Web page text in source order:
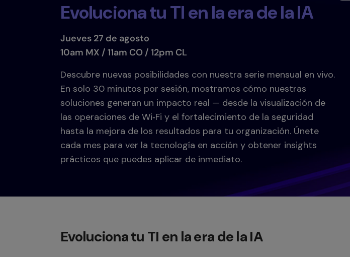
Evoluciona tu TI en la era de la IA
Jueves 27 de agosto
10am MX / 11am CO / 12pm CL
Descubre nuevas posibilidades con nuestra serie mensual en vivo.
En solo 30 minutos por sesión, mostramos cómo nuestras
soluciones generan un impacto real — desde la visualización de
las operaciones de Wi‑Fi y el fortalecimiento de la seguridad
hasta la mejora de los resultados para tu organización. Únete
cada mes para ver la tecnología en acción y obtener insights
prácticos que puedes aplicar de inmediato.
Evoluciona tu TI en la era de la IA